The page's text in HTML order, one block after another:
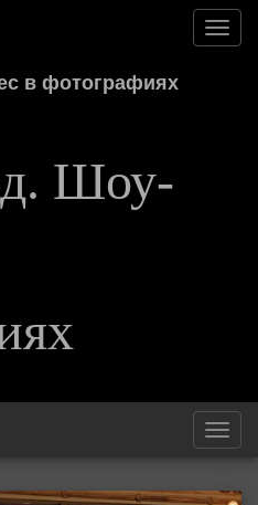
в фотографиях
Шоу-